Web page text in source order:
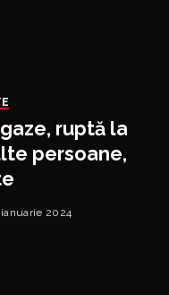
ruptă la
persoane,
ianuarie 2024